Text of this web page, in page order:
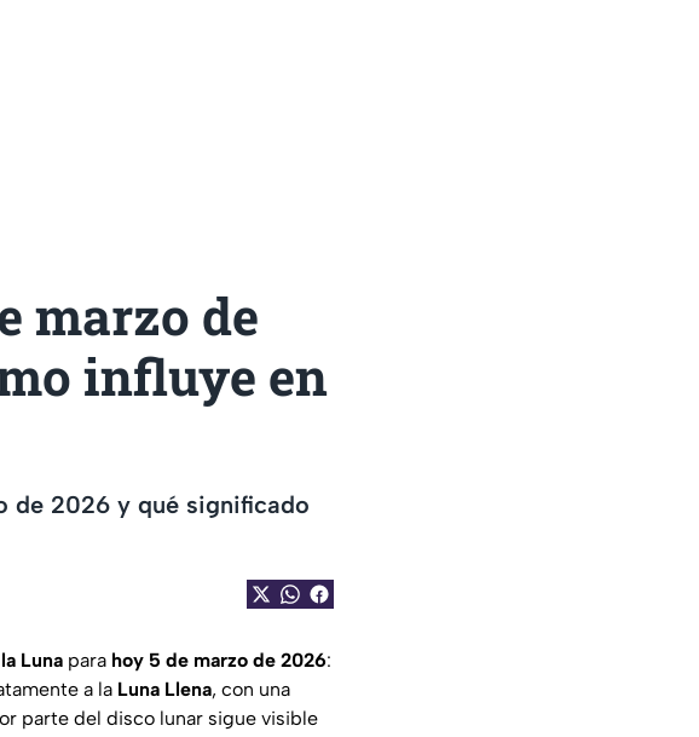
marzo de
influye en
de 2026 y qué significado
Luna para hoy 5 de marzo de 2026:
a la Luna Llena, con una
parte del disco lunar sigue visible